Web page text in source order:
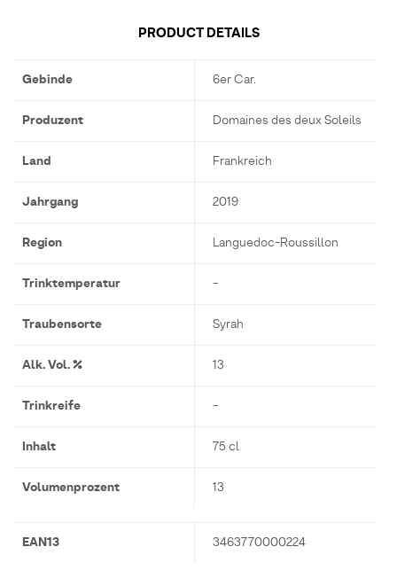
PRODUCT DETAILS
Gebinde 6er Car.
Produzent Domaines des deux Soleils
Land Frankreich
Jahrgang 2019
Region Languedoc-Roussillon
Trinktemperatur -
Traubensorte Syrah
Alk. Vol. % 13
Trinkreife -
Inhalt 75 cl
Volumenprozent 13
EAN13 3463770000224